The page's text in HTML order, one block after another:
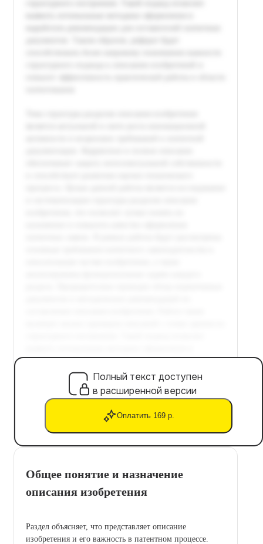
Полный текст доступен
в расширенной версии
Оплатить 169 р.
Общее понятие и назначение
описания изобретения
Раздел объясняет, что представляет описание
изобретения и его важность в патентном процессе.